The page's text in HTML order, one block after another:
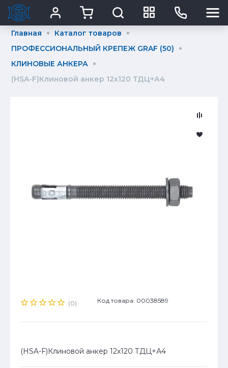
Главная
Каталог товаров
ПРОФЕССИОНАЛЬНЫЙ КРЕПЕЖ GRAF (50)
КЛИНОВЫЕ АНКЕРА
(HSA-F)Клиновой анкер 12х120 ТДЦ+А4
(0) Код товара: 00038589
(HSA-F)Клиновой анкер 12х120 ТДЦ+А4